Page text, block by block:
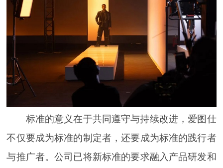
标准的意义在于共同遵守与持续改进，爱图仕
不仅要成为标准的制定者，还要成为标准的践行者
与推广者。公司已将新标准的要求融入产品研发和